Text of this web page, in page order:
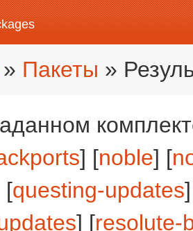
» Пакеты »
] [noble] [
[questing-updates
] [resolute-